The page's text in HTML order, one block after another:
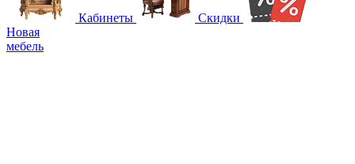
Кабинеты
Скидки
Новая
мебель